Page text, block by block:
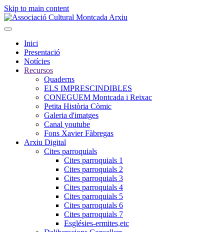
Skip to main content
Inici
Presentació
Notícies
Recursos
Quaderns
ELS IMPRESCINDIBLES
CONEGUEM Montcada i Reixac
Petita Història Còmic
Galeria d'imatges
Canal youtube
Fons Xavier Fàbregas
Arxiu Digital
Cites parroquials
Cites parroquials 1
Cites parroquials 2
Cites parroquials 3
Cites parroquials 4
Cites parroquials 5
Cites parroquials 6
Cites parroquials 7
Esglésies-ermites,etc